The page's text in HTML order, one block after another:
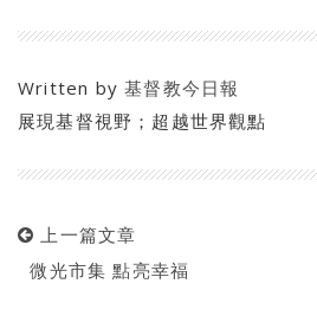
Written by基督教今日報
展現基督視野；超越世界觀點
上一篇文章
微光市集 點亮幸福